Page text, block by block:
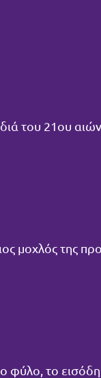
του 21ου
μοχλός της
φύλο, το